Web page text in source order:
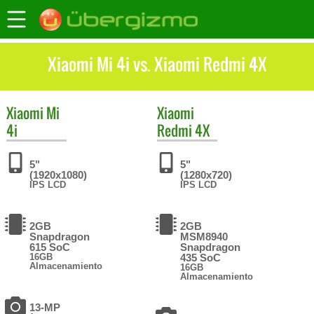
Xiaomi Mi 4i vs. Xiaomi Redmi 4X
Xiaomi Mi
4i
5"
(1920x1080)
IPS LCD
2GB
Snapdragon
615 SoC
16GB
Almacenamiento
13-MP
Xiaomi
Redmi 4X
5"
(1280x720)
IPS LCD
2GB
MSM8940
Snapdragon
435 SoC
16GB
Almacenamiento